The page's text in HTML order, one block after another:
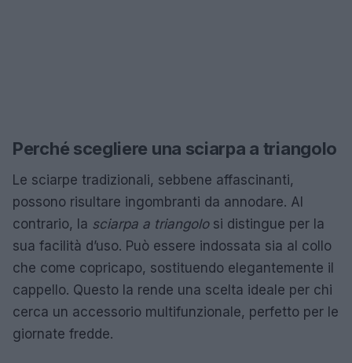
Perché scegliere una sciarpa a triangolo
Le sciarpe tradizionali, sebbene affascinanti,
possono risultare ingombranti da annodare. Al
contrario, la sciarpa a triangolosi distingue per la
sua facilità d’uso. Può essere indossata sia al collo
che come copricapo, sostituendo elegantemente il
cappello. Questo la rende una scelta ideale per chi
cerca un accessorio multifunzionale, perfetto per le
giornate fredde.